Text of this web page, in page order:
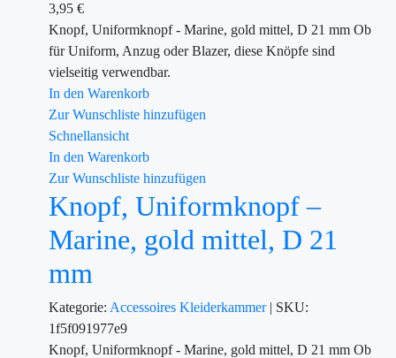
3,95 €
Knopf, Uniformknopf - Marine, gold mittel, D 21 mm Ob
für Uniform, Anzug oder Blazer, diese Knöpfe sind
vielseitig verwendbar.
In den Warenkorb
Zur Wunschliste hinzufügen
Schnellansicht
In den Warenkorb
Zur Wunschliste hinzufügen
Knopf, Uniformknopf –
Marine, gold mittel, D 21
mm
Kategorie: Accessoires Kleiderkammer | SKU:
1f5f091977e9
Knopf, Uniformknopf - Marine, gold mittel, D 21 mm Ob